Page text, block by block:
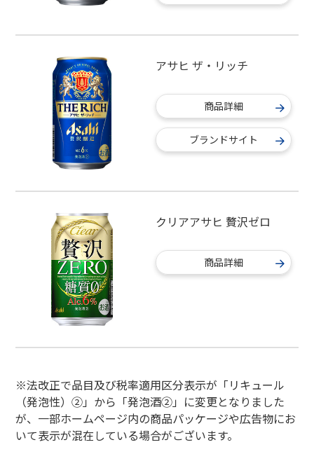
アサヒ ザ・リッチ
商品詳細
ブランドサイト
クリアアサヒ 贅沢ゼロ
商品詳細
※法改正で品目及び税率適用区分表示が「リキュール
（発泡性）②」から「発泡酒②」に変更となりました
が、一部ホームページ内の商品パッケージや広告物にお
いて表示が混在している場合がございます。